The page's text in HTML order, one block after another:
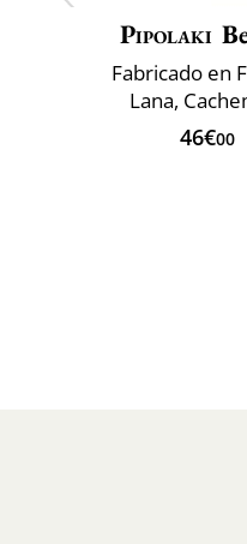
Pipolaki
Fabricado en
Lana,
46€00